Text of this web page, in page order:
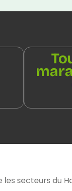
secteurs du